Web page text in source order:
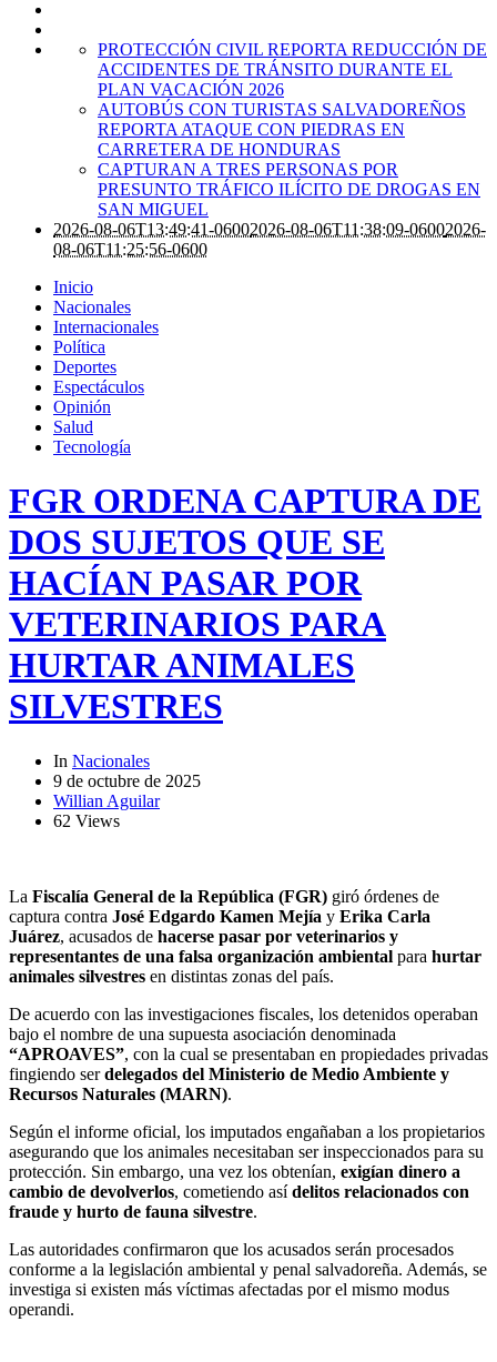
PROTECCIÓN CIVIL REPORTA REDUCCIÓN DE
ACCIDENTES DE TRÁNSITO DURANTE EL
PLAN VACACIÓN 2026
AUTOBÚS CON TURISTAS SALVADOREÑOS
REPORTA ATAQUE CON PIEDRAS EN
CARRETERA DE HONDURAS
CAPTURAN A TRES PERSONAS POR
PRESUNTO TRÁFICO ILÍCITO DE DROGAS EN
SAN MIGUEL
2026-08-06T13:49:41-06002026-08-06T11:38:09-06002026-
08-06T11:25:56-0600
Inicio
Nacionales
Internacionales
Política
Deportes
Espectáculos
Opinión
Salud
Tecnología
FGR ORDENA CAPTURA DE
DOS SUJETOS QUE SE
HACÍAN PASAR POR
VETERINARIOS PARA
HURTAR ANIMALES
SILVESTRES
In Nacionales
9 de octubre de 2025
Willian Aguilar
62 Views
La Fiscalía General de la República (FGR) giró órdenes de
captura contra José Edgardo Kamen Mejía y Erika Carla
Juárez, acusados de hacerse pasar por veterinarios y
representantes de una falsa organización ambiental para hurtar
animales silvestres en distintas zonas del país.
De acuerdo con las investigaciones fiscales, los detenidos operaban
bajo el nombre de una supuesta asociación denominada
“APROAVES”, con la cual se presentaban en propiedades privadas
fingiendo serdelegados del Ministerio de Medio Ambiente y
Recursos Naturales (MARN).
Según el informe oficial, los imputados engañaban a los propietarios
asegurando que los animales necesitaban ser inspeccionados para su
protección. Sin embargo, una vez los obtenían, exigían dinero a
cambio de devolverlos, cometiendo asídelitos relacionados con
fraude y hurto de fauna silvestre.
Las autoridades confirmaron que los acusados serán procesados
conforme a la legislación ambiental y penal salvadoreña. Además, se
investiga si existen más víctimas afectadas por el mismo modus
operandi.